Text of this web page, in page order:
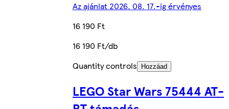
Az ajánlat 2026. 08. 17.-ig érvényes
16 190 Ft
16 190 Ft/db
Quantity controls
Hozzáad
LEGO Star Wars 75444 AT-